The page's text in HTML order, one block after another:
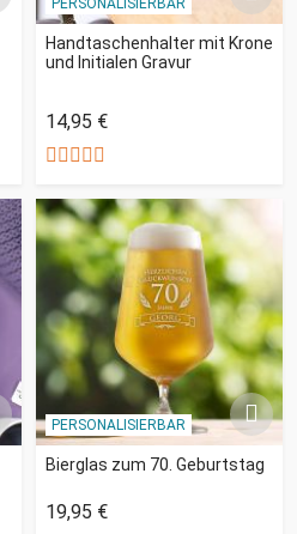
Handtaschenhalter mit Krone
und Initialen Gravur
14,95 €
PERSONALISIERBAR
Bierglas zum 70. Geburtstag
19,95 €